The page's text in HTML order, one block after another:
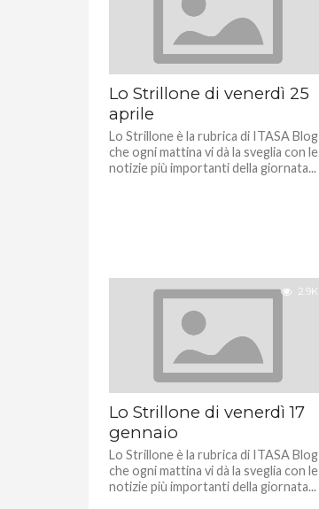
Lo Strillone di venerdì 25
aprile
Lo Strillone è la rubrica di ITASA Blog
che ogni mattina vi dà la sveglia con le
notizie più importanti della giornata...
2.9K
Lo Strillone di venerdì 17
gennaio
Lo Strillone è la rubrica di ITASA Blog
che ogni mattina vi dà la sveglia con le
notizie più importanti della giornata...